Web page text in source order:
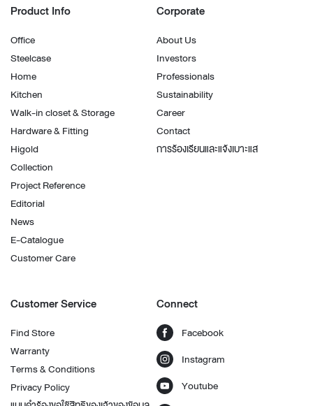
Product Info
Office
Steelcase
Home
Kitchen
Walk-in closet & Storage
Hardware & Fitting
Higold
Collection
Project Reference
Editorial
News
E-Catalogue
Customer Care
Corporate
About Us
Investors
Professionals
Sustainability
Career
Contact
การร้องเรียนและแจ้งเบาะแส
Customer Service
Find Store
Warranty
Terms & Conditions
Privacy Policy
Connect
Facebook
Instagram
Youtube